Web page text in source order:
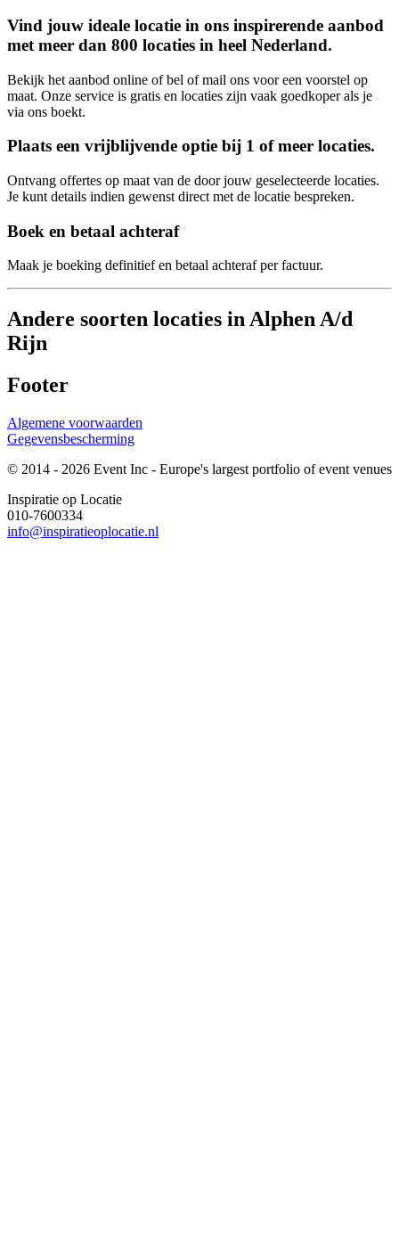
Vind jouw ideale locatie in ons inspirerende aanbod
met meer dan 800 locaties in heel Nederland.
Bekijk het aanbod online of bel of mail ons voor een voorstel op
maat. Onze service is gratis en locaties zijn vaak goedkoper als je
via ons boekt.
Plaats een vrijblijvende optie bij 1 of meer locaties.
Ontvang offertes op maat van de door jouw geselecteerde locaties.
Je kunt details indien gewenst direct met de locatie bespreken.
Boek en betaal achteraf
Maak je boeking definitief en betaal achteraf per factuur.
Andere soorten locaties in Alphen A/d
Rijn
Footer
Algemene voorwaarden
Gegevensbescherming
© 2014 - 2026 Event Inc - Europe's largest portfolio of event venues
Inspiratie op Locatie
010-7600334
info@inspiratieoplocatie.nl